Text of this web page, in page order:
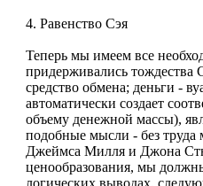
4. Равенство Сэя
Теперь мы имеем все
придерживались тождества
средство обмена; деньги -
автоматически создает
объему денежной массы),
подобные мысли - без труда
Джеймса Милля и Джона
ценообразования, мы
логических выводах,